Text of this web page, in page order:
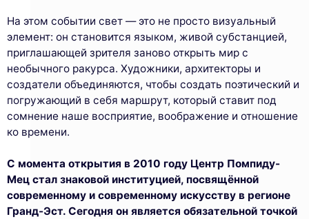
На этом событии свет — это не просто визуальный
элемент: он становится языком, живой субстанцией,
приглашающей зрителя заново открыть мир с
необычного ракурса. Художники, архитекторы и
создатели объединяются, чтобы создать поэтический и
погружающий в себя маршрут, который ставит под
сомнение наше восприятие, воображение и отношение
ко времени.
С момента открытия в 2010 году Центр Помпиду-
Мец стал знаковой институцией, посвящённой
современному и современному искусству в регионе
Гранд-Эст. Сегодня он является обязательной точкой